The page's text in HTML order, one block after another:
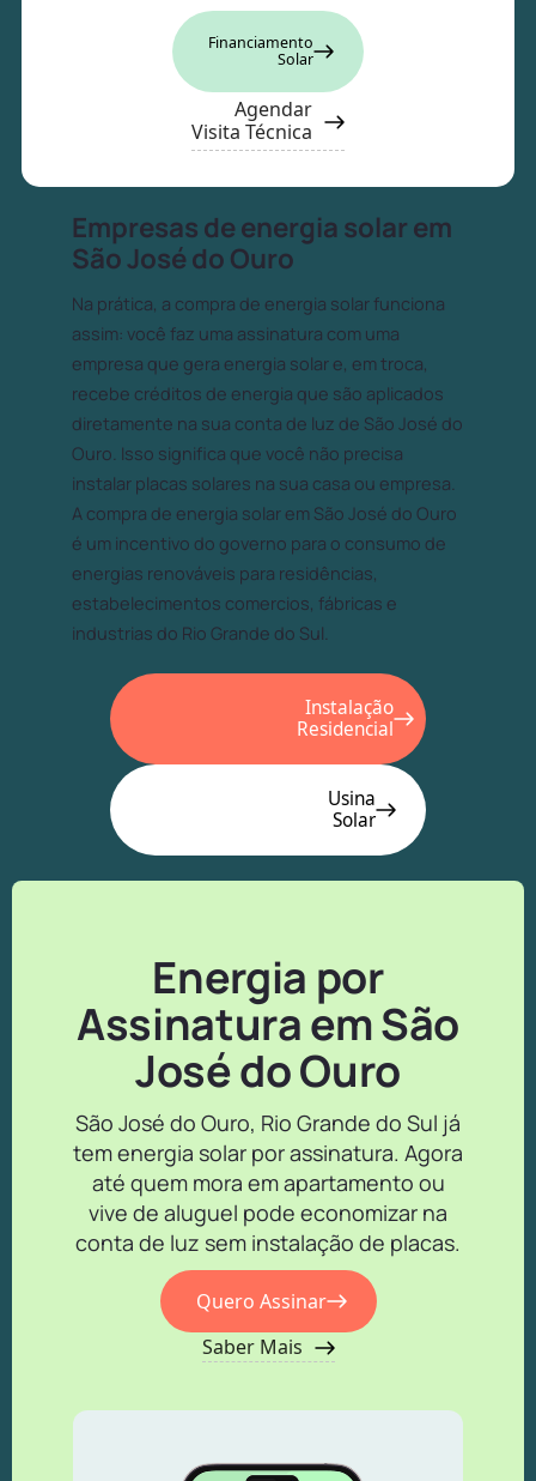
Financiamento
Solar
Agendar
Visita Técnica
Empresas de energia solar em
São José do Ouro
Na prática, a compra de energia solar funciona
assim: você faz uma assinatura com uma
empresa que gera energia solar e, em troca,
recebe créditos de energia que são aplicados
diretamente na sua conta de luz de São José do
Ouro. Isso significa que você não precisa
instalar placas solares na sua casa ou empresa.
A compra de energia solar em São José do Ouro
é um incentivo do governo para o consumo de
energias renováveis para residências,
estabelecimentos comercios, fábricas e
industrias do Rio Grande do Sul.
Instalação
Residencial
Usina
Solar
Energia por
Assinatura em São
José do Ouro
São José do Ouro, Rio Grande do Sul já
tem energia solar por assinatura. Agora
até quem mora em apartamento ou
vive de aluguel pode economizar na
conta de luz sem instalação de placas.
Quero Assinar
Saber Mais